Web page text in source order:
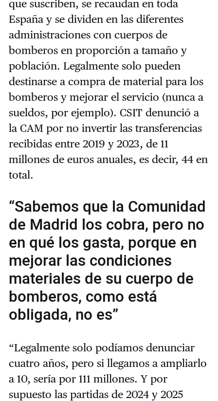
que suscriben, se recaudan en toda
España y se dividen en las diferentes
administraciones con cuerpos de
bomberos en proporción a tamaño y
población. Legalmente solo pueden
destinarse a compra de material para los
bomberos y mejorar el servicio (nunca a
sueldos, por ejemplo). CSIT denunció a
la CAM por no invertir las transferencias
recibidas entre 2019 y 2023, de 11
millones de euros anuales, es decir, 44 en
total.
“Sabemos que la Comunidad
de Madrid los cobra, pero no
en qué los gasta, porque en
mejorar las condiciones
materiales de su cuerpo de
bomberos, como está
obligada, no es”
“Legalmente solo podíamos denunciar
cuatro años, pero si llegamos a ampliarlo
a 10, sería por 111 millones. Y por
supuesto las partidas de 2024 y 2025